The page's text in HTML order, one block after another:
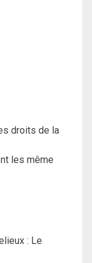
droits de la
les même
: Le